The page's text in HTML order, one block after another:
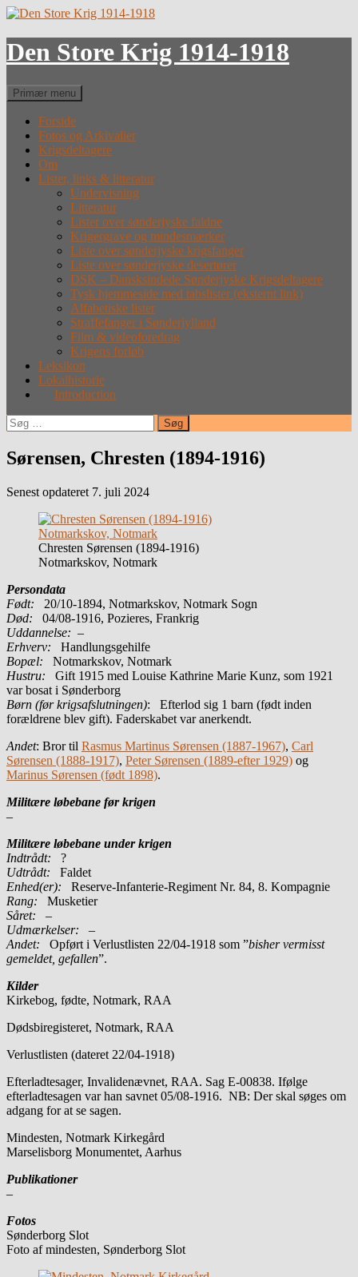
Hop
indhold
Den Store Krig 1914-1918
Søg
Primær menu
Forside
Fotos og Arkivalier
Krigsdeltagere
Om
Lister, links & litteratur
Undervisning
Litteratur
Lister over sønderjyske faldne
Krigergrave og mindesmærker
Liste over sønderjyske krigsfanger
Liste over sønderjyske desertører
DSK – Dansksindede Sønderjyske Krigsdeltagere
Tysk hjemmeside med tabslister (eksternt link)
Alfabetiske lister
Straffefanger i Sønderjylland
Film & videoforedrag
Krigens forløb
Leksikon
Lokalhistorie
Introduction
Søg
efter:
Sørensen, Chresten (1894-1916)
Senest opdateret 7. juli 2024
Chresten Sørensen (1894-1916)
Notmarkskov, Notmark
Persondata
Født: 20/10-1894, Notmarkskov, Notmark Sogn
Død: 04/08-1916, Pozieres, Frankrig
Uddannelse: –
Erhverv: Handlungsgehilfe
Bopæl: Notmarkskov, Notmark
Hustru: Gift 1915 med Louise Kathrine Marie Kunz, som 1921
var bosat i Sønderborg
Børn (før krigsafslutningen): Efterlod sig 1 barn (født inden
forældrene blev gift). Faderskabet var anerkendt.
Andet: Bror til Rasmus Martinus Sørensen (1887-1967), Carl
Sørensen (1888-1917), Peter Sørensen (1889-efter 1929) og
Marinus Sørensen (født 1898).
Militære løbebane før krigen
–
Militære løbebane under krigen
Indtrådt: ?
Udtrådt: Faldet
Enhed(er):
Reserve-Infanterie-Regiment Nr. 84, 8. Kompagnie
Rang:
Musketier
Såret: –
Udmærkelser: –
Andet: Opført i Verlustlisten 22/04-1918 som ”bisher vermisst
gemeldet, gefallen”.
Kilder
Kirkebog, fødte, Notmark, RAA
Dødsbiregisteret, Notmark, RAA
Verlustlisten (dateret 22/04-1918)
Efterladtesager, Invalidenævnet, RAA. Sag E-00838. Ifølge
efterladtesagen var han savnet 05/08-1916. NB: Der skal søges om
adgang for at se sagen.
Mindesten, Notmark Kirkegård
Marselisborg Monumentet, Aarhus
Publikationer
–
Fotos
Sønderborg Slot
Foto af mindesten, Sønderborg Slot